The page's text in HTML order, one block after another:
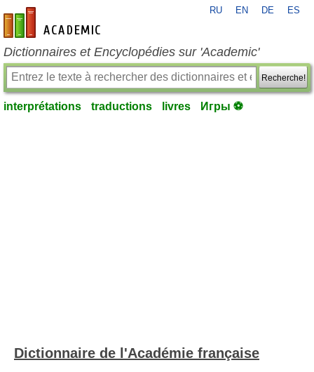
fr-academic.com
RU EN DE ES
Dictionnaires et Encyclopédies sur 'Academic'
Recherche!
interprétations traductions livres Игры ⚽
Dictionnaire de l'Académie française